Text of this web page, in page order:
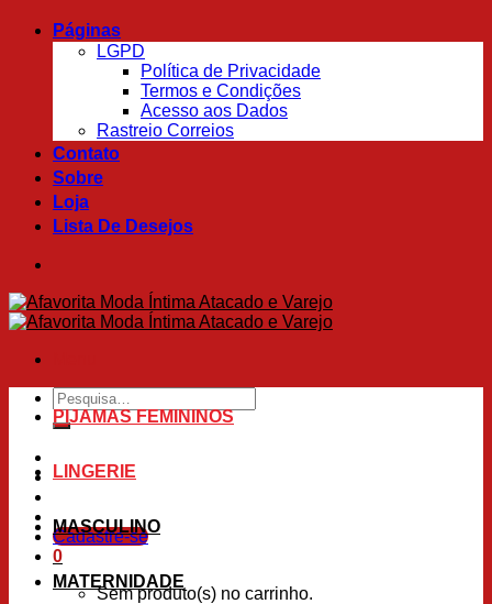
Skip
Páginas
LGPD
Política de Privacidade
Termos e Condições
Acesso aos Dados
Rastreio Correios
Contato
Sobre
Loja
Lista De Desejos
Pesquisar
por:
Cadastre-se
0
Sem produto(s) no carrinho.
PIJAMAS FEMININOS
LINGERIE
MASCULINO
MATERNIDADE